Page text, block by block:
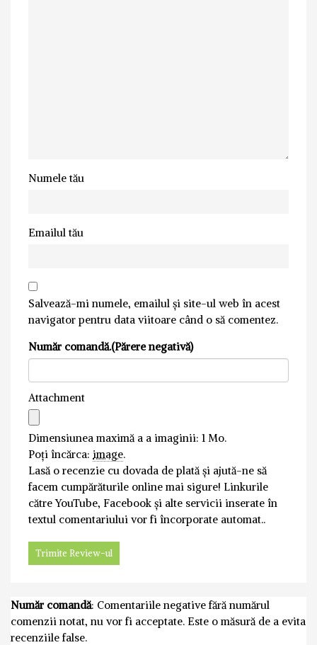
Numele tău
Emailul tău
Salvează-mi numele, emailul și site-ul web în acest
navigator pentru data viitoare când o să comentez.
Număr comandă.(Părere negativă)
Attachment
Dimensiunea maximă a a imaginii: 1 Mo.
Poți încărca: image.
Lasă o recenzie cu dovada de plată și ajută-ne să
facem cumpărăturile online mai sigure! Linkurile
către YouTube, Facebook și alte servicii inserate în
textul comentariului vor fi încorporate automat..
Număr comandă: Comentariile negative fără numărul
comenzii notat, nu vor fi acceptate. Este o măsură de a evita
recenziile false.